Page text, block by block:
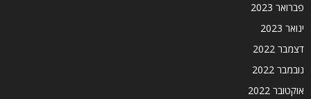
פברואר 2023
ינואר 2023
דצמבר 2022
נובמבר 2022
אוקטובר 2022